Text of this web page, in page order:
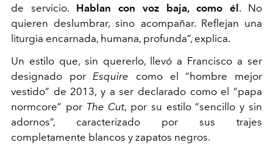
de servicio. Hablan con voz baja, como él . No
quieren deslumbrar, sino acompañar. Reflejan una
liturgia encarnada, humana, profunda”, explica.
Un estilo que, sin quererlo, llevó a Francisco a ser
designado porEsquire como el “hombre mejor
vestido” de 2013, y a ser declarado como el “papa
normcore” por The Cut, por su estilo “sencillo y sin
adornos”, caracterizado por sus trajes
completamente blancos y zapatos negros.